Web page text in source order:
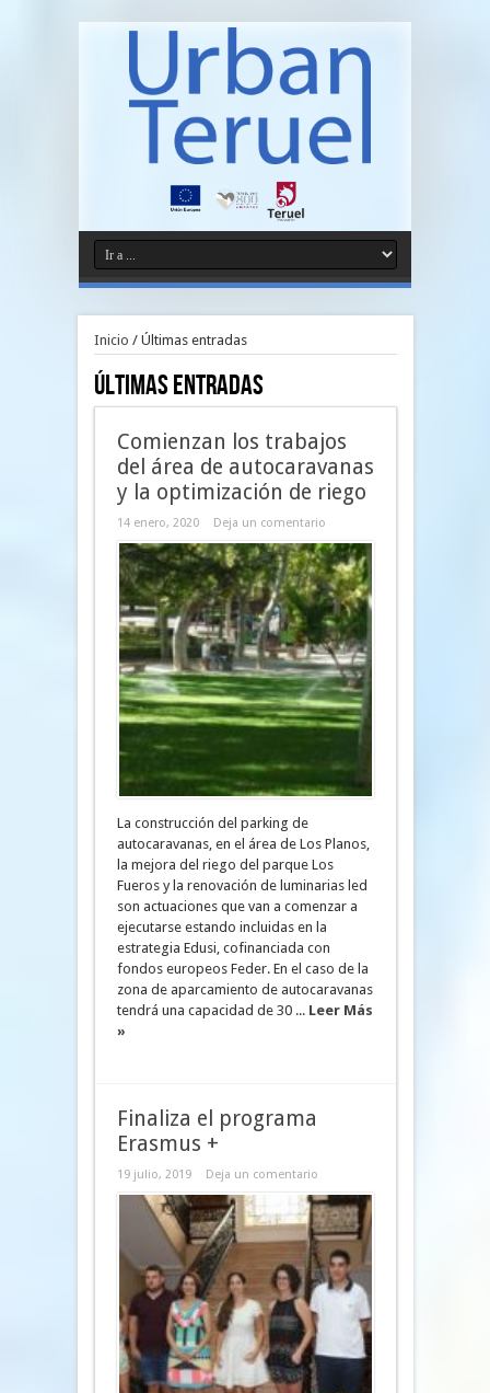
Inicio / Últimas entradas
Últimas entradas
Comienzan los trabajos
del área de autocaravanas
y la optimización de riego
14 enero, 2020 Deja un comentario
La construcción del parking de
autocaravanas, en el área de Los Planos,
la mejora del riego del parque Los
Fueros y la renovación de luminarias led
son actuaciones que van a comenzar a
ejecutarse estando incluidas en la
estrategia Edusi, cofinanciada con
fondos europeos Feder. En el caso de la
zona de aparcamiento de autocaravanas
tendrá una capacidad de 30 ... Leer Más
»
Finaliza el programa
Erasmus +
19 julio, 2019 Deja un comentario